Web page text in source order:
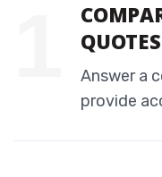
QUOTES
Answer a
provide